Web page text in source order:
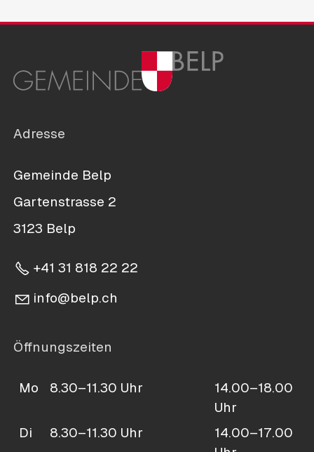
Adresse
Gemeinde Belp
Gartenstrasse 2
3123 Belp
+41 31 818 22 22
nf b lp ch
Öffnungszeiten
Mo 8.30–11.30 Uhr
14.00–18.00
Uhr
Di
8.30–11.30 Uhr
14.00–17.00